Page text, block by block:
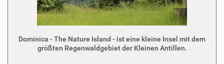
Dominica - The Nature Island - ist eine kleine Insel mit dem
größten Regenwaldgebiet der Kleinen Antillen.